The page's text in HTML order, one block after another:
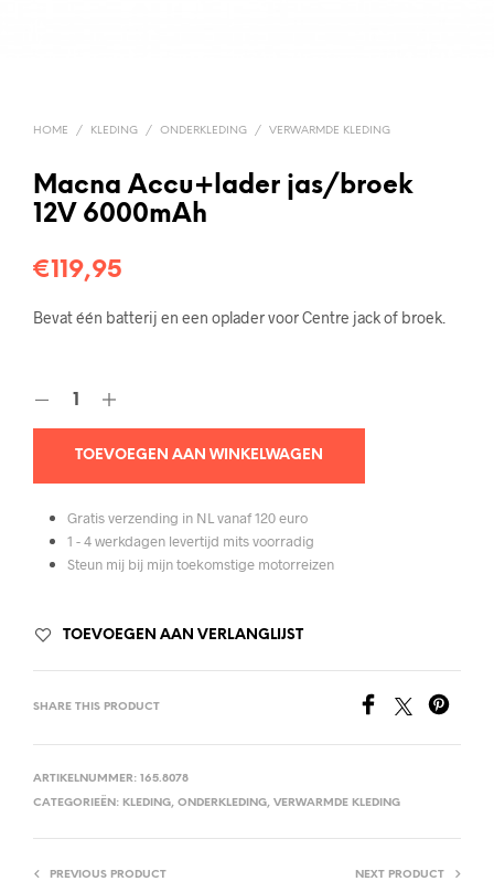
HOME / KLEDING / ONDERKLEDING / VERWARMDE KLEDING
Macna Accu+lader jas/broek
12V 6000mAh
€119,95
Bevat één batterij en een oplader voor Centre jack of broek.
TOEVOEGEN AAN WINKELWAGEN
Gratis verzending in NL vanaf 120 euro
1 - 4 werkdagen levertijd mits voorradig
Steun mij bij mijn toekomstige motorreizen
TOEVOEGEN AAN VERLANGLIJST
SHARE THIS PRODUCT
ARTIKELNUMMER: 165.8078
CATEGORIEËN: KLEDING, ONDERKLEDING, VERWARMDE KLEDING
PREVIOUS PRODUCT NEXT PRODUCT